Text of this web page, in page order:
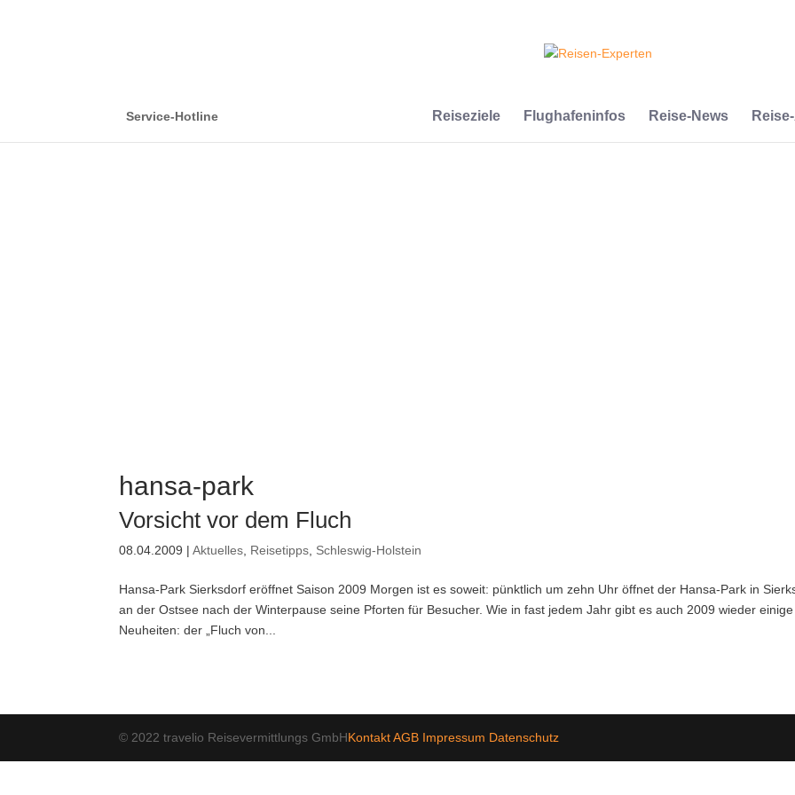
Service-Hotline Reiseziele Flughafeninfos Reise-News
hansa-park
Vorsicht vor dem Fluch
08.04.2009 |Aktuelles Reisetipps Schleswig-Holstein
Hansa-Park Sierksdorf eröffnet Saison 2009 Morgen ist es soweit: pünktlich um zehn Uhr öffnet der Hansa-Park in
an der Ostsee nach der Winterpause seine Pforten für Besucher. Wie in fast jedem Jahr gibt es auch 2009 wieder einige
Neuheiten: der „Fluch von...
© 2022 travelio Reisevermittlungs GmbHKontakt AGB Impressum Datenschutz